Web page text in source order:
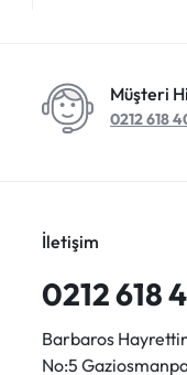
Müşteri
0212 618
İletişim
0212 618
Barbaros
No:5